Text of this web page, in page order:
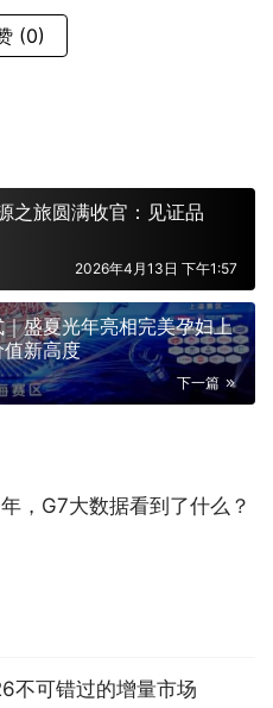
(0)
之旅圆满收官：见证品
2026年4月13日 下午1:57
盛夏光年亮相完美孕妇上
新高度
下一篇
，G7大数据看到了什么？
不可错过的增量市场